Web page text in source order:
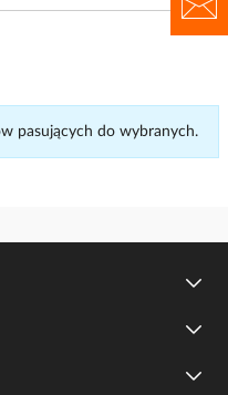
pasujących do wybranych.